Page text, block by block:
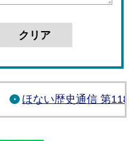
ほない歴史通信 第